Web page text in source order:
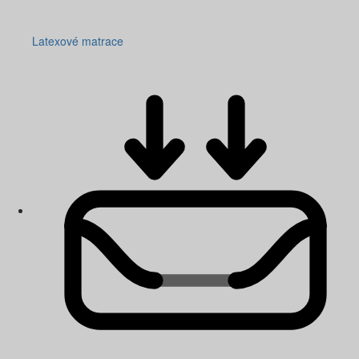
Latexové matrace